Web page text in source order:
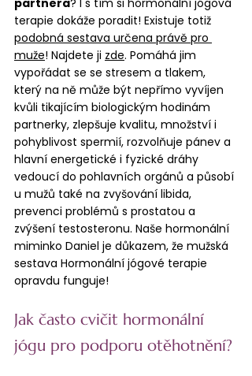
partnera? I s tím si hormonální jógová
terapie dokáže poradit! Existuje totiž
podobná sestava určena právě pro
muže! Najdete ji zde. Pomáhá jim
vypořádat se se stresem a tlakem,
který na ně může být nepřímo vyvíjen
kvůli tikajícím biologickým hodinám
partnerky, zlepšuje kvalitu, množství i
pohyblivost spermií, rozvolňuje pánev a
hlavní energetické i fyzické dráhy
vedoucí do pohlavních orgánů a působí
u mužů také na zvyšování libida,
prevenci problémů s prostatou a
zvýšení testosteronu. Naše hormonální
miminko Daniel je důkazem, že mužská
sestava Hormonální jógové terapie
opravdu funguje!
Jak často cvičit hormonální
jógu pro podporu otěhotnění?